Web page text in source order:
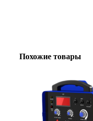
Похожие товары